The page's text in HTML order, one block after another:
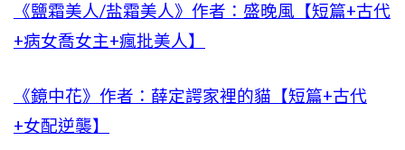
《鹽霜美人/盐霜美人》作者：盛晚風【短篇+古代
+病女喬女主+瘋批美人】
《鏡中花》作者：薛定諤家裡的貓【短篇+古代
+女配逆襲】